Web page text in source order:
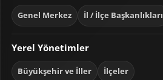
Genel Merkez İl / İlçe Başkanlıkları
Yerel Yönetimler
Büyükşehir ve İller İlçeler